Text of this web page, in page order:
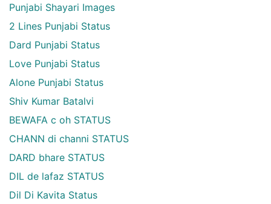
Punjabi Shayari Images
2 Lines Punjabi Status
Dard Punjabi Status
Love Punjabi Status
Alone Punjabi Status
Shiv Kumar Batalvi
BEWAFA c oh STATUS
CHANN di channi STATUS
DARD bhare STATUS
DIL de lafaz STATUS
Dil Di Kavita Status